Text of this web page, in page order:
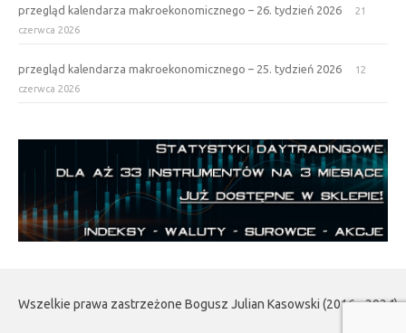
przegląd kalendarza makroekonomicznego – 26. tydzień 2026
21
czerwca 2026
przegląd kalendarza makroekonomicznego – 25. tydzień 2026
12
czerwca 2026
Wszelkie prawa zastrzeżone Bogusz Julian Kasowski (2016 - 2024)